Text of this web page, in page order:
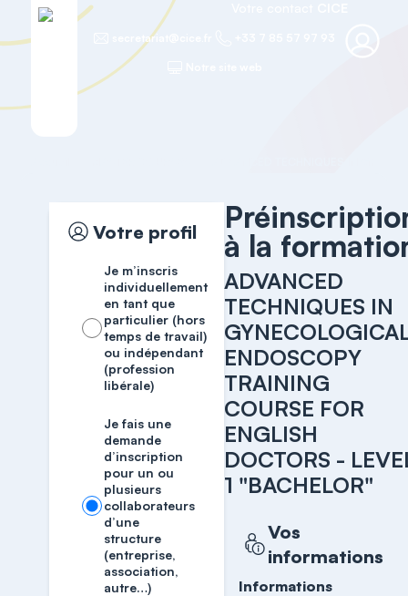
secretariat@cice.fr
Votre profil
Je m’inscris
individuellement
en tant que
particulier (hors
temps de travail)
ou indépendant
(profession
libérale)
Je fais une
demande
d’inscription
pour un ou
plusieurs
collaborateurs
d’une
structure
(entreprise,
association,
autre…)
à la
ADVANCED
TECHNIQUES IN
ENDOSCOPY
TRAINING
COURSE FOR
ENGLISH
DOCTORS -
1 "BACHELOR"
Vos
informations
Informations